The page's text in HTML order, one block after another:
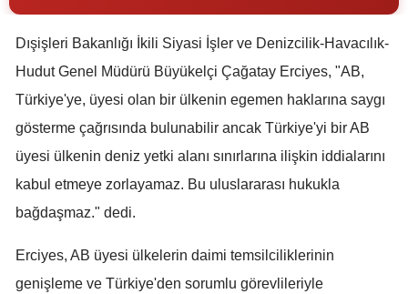
Hakkari
Hatay
İstanbul
İzmir
Dışişleri Bakanlığı İkili Siyasi İşler ve Denizcilik-Havacılık-
Hudut Genel Müdürü Büyükelçi Çağatay Erciyes, "AB,
Türkiye'ye, üyesi olan bir ülkenin egemen haklarına saygı
gösterme çağrısında bulunabilir ancak Türkiye'yi bir AB
üyesi ülkenin deniz yetki alanı sınırlarına ilişkin iddialarını
kabul etmeye zorlayamaz. Bu uluslararası hukukla
bağdaşmaz." dedi.
Erciyes, AB üyesi ülkelerin daimi temsilciliklerinin
genişleme ve Türkiye'den sorumlu görevlileriyle